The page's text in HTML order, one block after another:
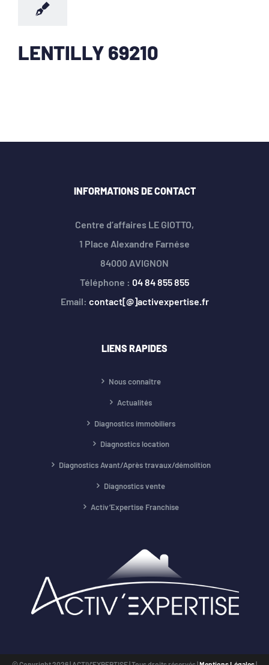
LENTILLY 69210
INFORMATIONS DE CONTACT
Centre d’affaires LE GIOTTO,
1 Place Alexandre Farnése
84000 AVIGNON
Téléphone : 04 84 855 855
Email: contact[@]activexpertise.fr
LIENS RAPIDES
Nous connaître
Actualités
Diagnostics immobiliers
Diagnostics location
Diagnostics Avant/Après travaux/démolition
Diagnostics vente
Activ’Expertise Franchise